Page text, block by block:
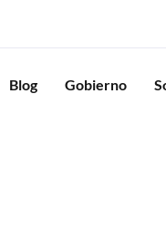
Blog Gobierno